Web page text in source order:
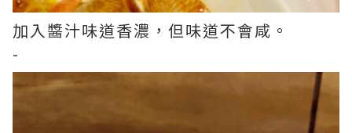
加入醬汁味道香濃，但味道不會咸。
-